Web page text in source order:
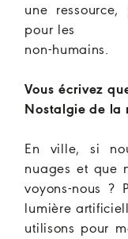
une
pour les
non-humains.
Vous écrivez
Nostalgie de la
En ville, si
nuages et que
voyons-nous ?
lumière
utilisons pour